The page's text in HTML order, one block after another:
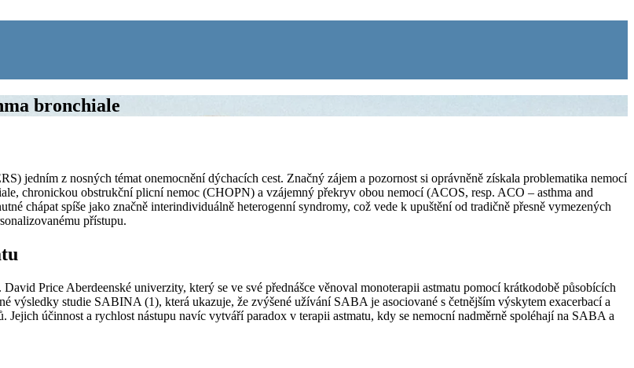
bronchiale
jedním z nosných témat onemocnění dýchacích cest. Značný zájem a pozornost si oprávněně získala problematika nemocí
chronickou obstrukční plicní nemoc (CHOPN) a vzájemný překryv obou nemocí (ACOS, resp. ACO – asthma and
chápat spíše jako značně interindividuálně heterogenní syndromy, což vede k upuštění od tradičně přesně vymezených
přístupu.
Price Aberdeenské univerzity, který se ve své přednášce věnoval monoterapii astmatu pomocí krátkodobě působících
studie SABINA (1), která ukazuje, že zvýšené užívání SABA je asociované s četnějším výskytem exacerbací a
účinnost a rychlost nástupu navíc vytváří paradox v terapii astmatu, kdy se nemocní nadměrně spoléhají na SABA a